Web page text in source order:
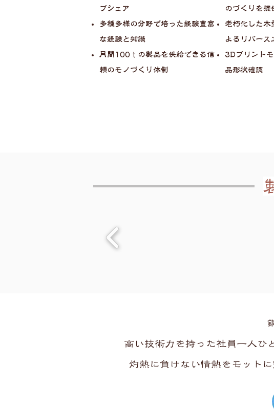
プシェア
多種多様の分野で培った経験豊富
な経験と知識
月間100ｔの製品を供給できる信
頼のモノづくり体制
のづくりを提
老朽化した木
よるリバース
3Dプリント
品形状確認
高い技術力を持った社員一人ひ
灼熱に負けない情熱をモットに